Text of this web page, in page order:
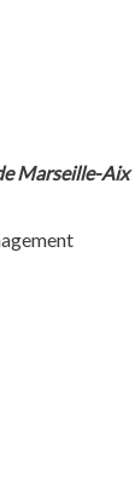
Marseille-Aix